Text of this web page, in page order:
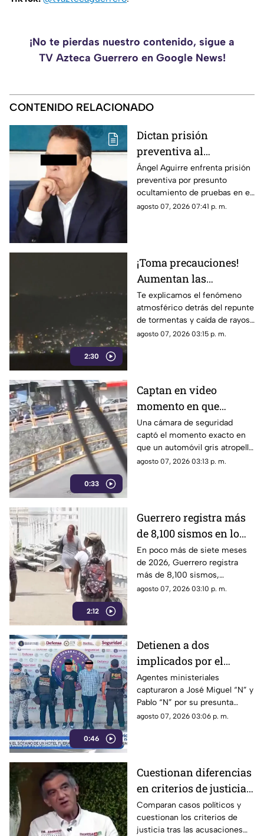
¡No te pierdas nuestro contenido, sigue a
TV Azteca Guerrero en Google News!
CONTENIDO RELACIONADO
Dictan prisión
preventiva al
exgobernador Ángel
Aguirre por presunto
ocultamiento de
pruebas en el caso
Ángel Aguirre enfrenta prisión
preventiva por presunto
ocultamiento de pruebas en el
caso de los 43 normalistas de
agosto 07, 2026 07:41 p. m.
2:30
¡Toma precauciones!
Aumentan las
tormentas eléctricas y
lluvias intensas en
Acapulco
Te explicamos el fenómeno
atmosférico detrás del repunte
de tormentas y caída de rayos
en el puerto.
agosto 07, 2026 03:15 p. m.
0:33
Captan en video
momento en que
vehículo embiste a una
familia en
Chilpancingo
Una cámara de seguridad
captó el momento exacto en
que un automóvil gris atropelló
a una familia que caminaba
agosto 07, 2026 03:13 p. m.
2:12
Guerrero registra más
de 8,100 sismos en lo
que va de 2026, el año
con mayor sismicidad
de los últimos cinco
años
En poco más de siete meses
de 2026, Guerrero registra
más de 8,100 sismos,
posicionándose como el año
agosto 07, 2026 03:10 p. m.
0:46
Detienen a dos
implicados por el
homicidio de Violeta en
su estética en Acapulco
Agentes ministeriales
capturaron a José Miguel “N” y
Pablo “N” por su presunta
responsabilidad en el
agosto 07, 2026 03:06 p. m.
Cuestionan diferencias
en criterios de justicia
por casos políticos en
Guerrero y Sinaloa
Comparan casos políticos y
cuestionan los criterios de
justicia tras las acusaciones